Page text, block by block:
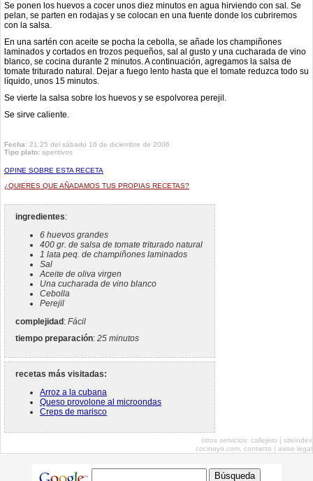
Se ponen los huevos a cocer unos diez minutos en agua hirviendo con sal. Se
pelan, se parten en rodajas y se colocan en una fuente donde los cubriremos
con la salsa.
En una sartén con aceite se pocha la cebolla, se añade los champiñones
laminados y cortados en trozos pequeños, sal al gusto y una cucharada de vino
blanco, se cocina durante 2 minutos. A continuación, agregamos la salsa de
tomate triturado natural. Dejar a fuego lento hasta que el tomate reduzca todo su
líquido, unos 15 minutos.
Se vierte la salsa sobre los huevos y se espolvorea perejil.
Se sirve caliente.
Fecha: 21:25 del sábado 16 de diciembre de 2006
Tipo plato: aperitivos
OPINE SOBRE ESTA RECETA
¿QUIERES QUE AÑADAMOS TUS PROPIAS RECETAS?
ingredientes:
6 huevos grandes
400 gr. de salsa de tomate triturado natural
1 lata peq. de champiñones laminados
Sal
Aceite de oliva virgen
Una cucharada de vino blanco
Cebolla
Perejil
complejidad : Fácil
tiempo preparación: 25 minutos
recetas más visitadas:
Arroz a la cubana
Queso provolone al microondas
Creps de marisco
otros servicios: callejero | siteindex
cocinoyo.com, contacto | aviso legal